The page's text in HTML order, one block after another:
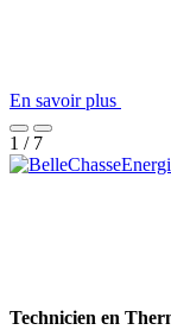
En savoir plus
1 / 7
Technicien en